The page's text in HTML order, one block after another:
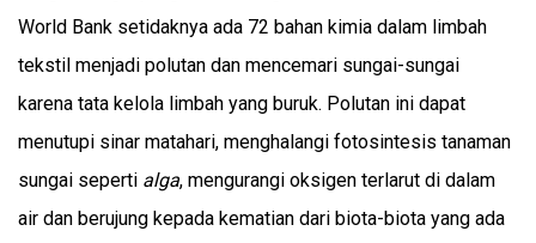
World Bank setidaknya ada 72 bahan kimia dalam limbah
tekstil menjadi polutan dan mencemari sungai-sungai
karena tata kelola limbah yang buruk. Polutan ini dapat
menutupi sinar matahari, menghalangi fotosintesis tanaman
sungai seperti alga, mengurangi oksigen terlarut di dalam
air dan berujung kepada kematian dari biota-biota yang ada